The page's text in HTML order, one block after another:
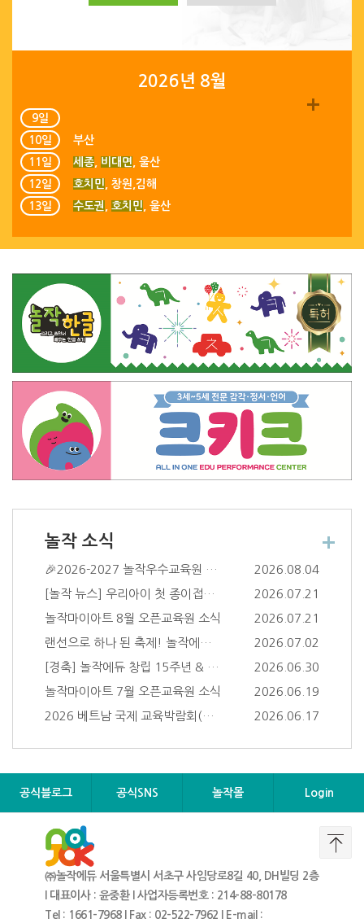
2026년 8월
9일
10일
부산
11일
세종 비대면
울산
12일
호치민
창원,김해
13일
수도권 호치민 울산
놀작 소식
🎉2026-2027 놀작우수교육원 선정 결과 발표🎉
2026.08.04
[놀작 뉴스] 우리아이 첫 종이접기 '내가 골랐어!접었어!그렸어!' VIP 설명회 현장
2026.07.21
놀작마이아트 8월 오픈교육원 소식
2026.07.21
랜선으로 하나 된 축제! 놀작에듀 15주년 창립기념식 현장
2026.07.02
[경축] 놀작에듀 창립 15주년 & 놀작마이아트 '대한민국 교육브랜드 대상' 10회..
2026.06.30
놀작마이아트 7월 오픈교육원 소식
2026.06.19
2026 베트남 국제 교육박람회(VietEdu Fair)에서 증명한 놀작 교육의 파워
2026.06.17
공식블로그 공식SNS 놀작몰 Login
㈜놀작에듀 서울특별시 서초구 사임당로8길 40, DH빌딩 2층
대표이사 : 윤중환 I 사업자등록번호 : 214-88-80178
Tel : 1661-7968 I Fax : 02-522-7962 I E-mail :